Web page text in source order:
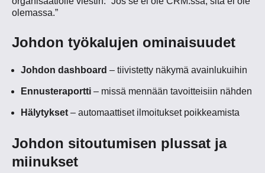
olemassa.”
Johdon työkalujen ominaisuudet
Johdon dashboard – tiivistetty näkymä avainlukuihin
Ennusteraportti – missä mennään tavoitteisiin nähden
Hälytykset – automaattiset ilmoitukset poikkeamista
Johdon sitoutumisen plussat ja
miinukset